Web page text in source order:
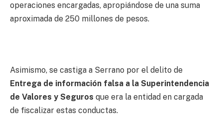
operaciones encargadas, apropiándose de una suma
aproximada de 250 millones de pesos.
Asimismo, se castiga a Serrano por el delito de
Entrega de información falsa a la Superintendencia
de Valores y Seguros que era la entidad en cargada
de fiscalizar estas conductas.